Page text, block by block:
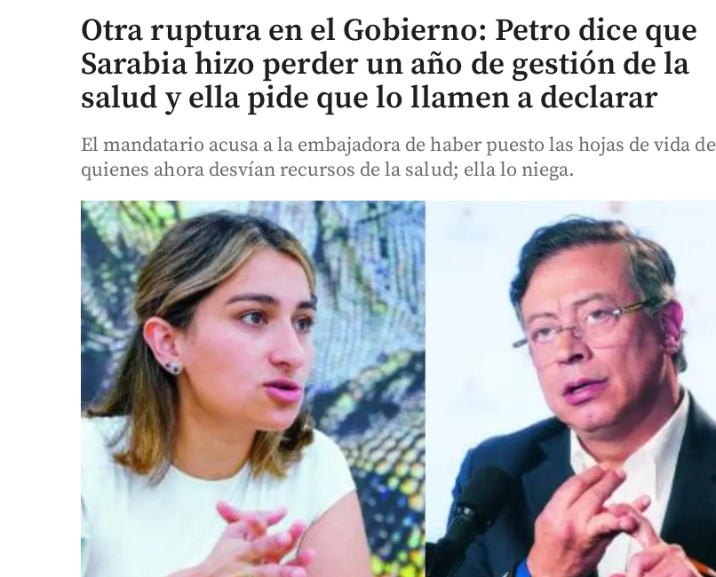
Otra ruptura en el Gobierno: Petro dice que
Sarabia hizo perder un año de gestión de la
salud y ella pide que lo llamen a declarar
El mandatario acusa a la embajadora de haber puesto las hojas de vida de
quienes ahora desvían recursos de la salud; ella lo niega.